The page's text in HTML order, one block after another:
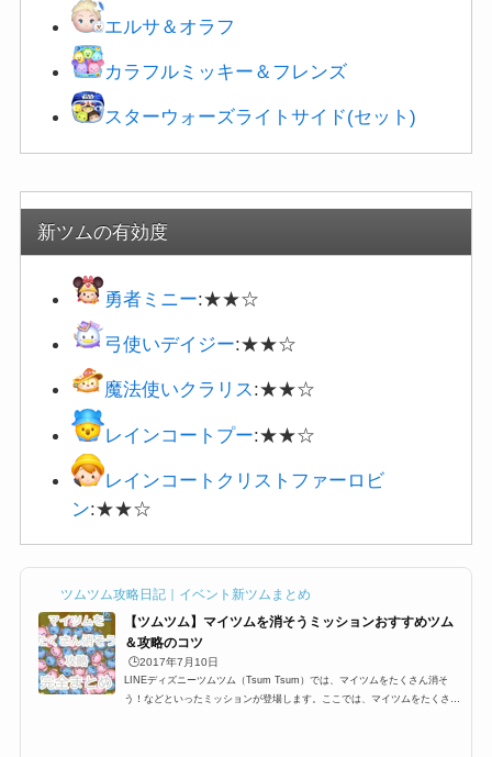
エルサ＆オラフ
カラフルミッキー＆フレンズ
スターウォーズライトサイド(セット)
新ツムの有効度
勇者ミニー :★★☆
弓使いデイジー :★★☆
魔法使いクラリス :★★☆
レインコートプー :★★☆
レインコートクリストファーロビ
ン
:★★☆
＆攻略のコツ
🕒️2017年7月10日
LINEディズニーツムツム（Tsum Tsum）では、マイツムをたくさん消そ
う！などといったミッションが登場します。ここでは、マイツムをたくさん
消すおすすめツム一覧と攻略のコツをまとめました。マイツム発生系スキル